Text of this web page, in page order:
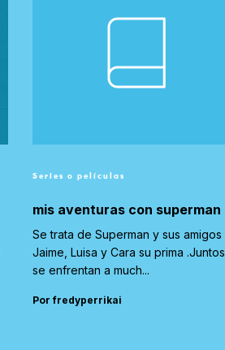
Series o películas
mis aventuras con superman
Se trata de Superman y sus amigos
Jaime, Luisa y Cara su prima .Juntos
se enfrentan a much...
Por fredyperrikai